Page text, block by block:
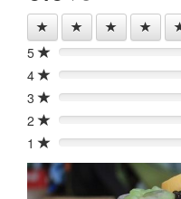
5 0%
4
0%
3
0%
2
0%
1
0%